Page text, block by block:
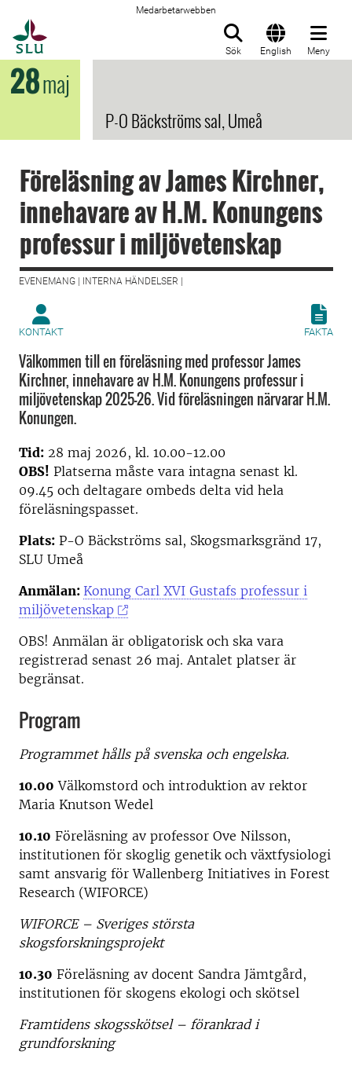
Medarbetarwebben
Sök English Meny
28maj
P-O Bäckströms sal, Umeå
Föreläsning av James Kirchner,
innehavare av H.M. Konungens
professur i miljövetenskap
EVENEMANG | INTERNA HÄNDELSER |
KONTAKT FAKTA
Välkommen till en föreläsning med professor James
Kirchner, innehavare av H.M. Konungens professur i
miljövetenskap 2025–26. Vid föreläsningen närvarar H.M.
Konungen.
Tid: 28 maj 2026, kl. 10.00-12.00
OBS! Platserna måste vara intagna senast kl.
09.45 och deltagare ombeds delta vid hela
föreläsningspasset.
Plats: P-O Bäckströms sal, Skogsmarksgränd 17,
SLU Umeå
Anmälan: Konung Carl XVI Gustafs professur i
miljövetenskap
OBS! Anmälan är obligatorisk och ska vara
registrerad senast 26 maj. Antalet platser är
begränsat.
Program
Programmet hålls på svenska och engelska.
10.00 Välkomstord och introduktion av rektor
Maria Knutson Wedel
10.10 Föreläsning av professor Ove Nilsson,
institutionen för skoglig genetik och växtfysiologi
samt ansvarig för Wallenberg Initiatives in Forest
Research (WIFORCE)
WIFORCE – Sveriges största
skogsforskningsprojekt
10.30 Föreläsning av docent Sandra Jämtgård,
institutionen för skogens ekologi och skötsel
Framtidens skogsskötsel – förankrad i
grundforskning